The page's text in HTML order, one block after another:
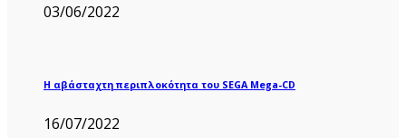
03/06/2022
Η αβάσταχτη περιπλοκότητα του SEGA Mega-CD
16/07/2022